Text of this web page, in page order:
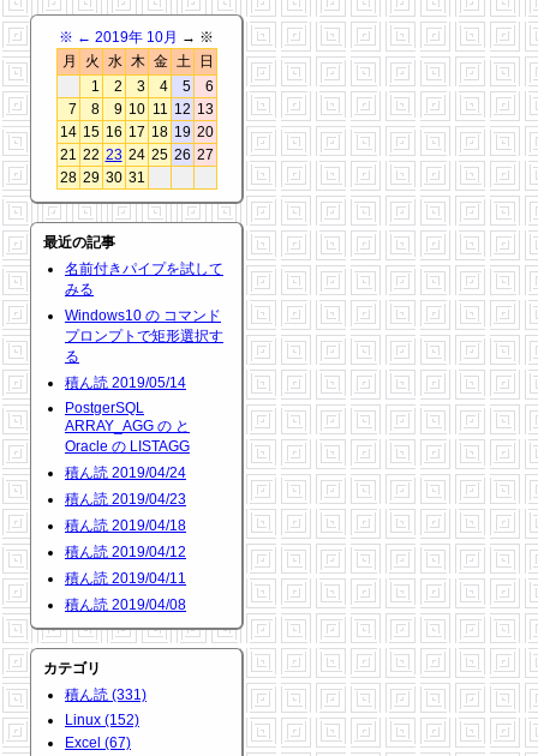
※ ← 2019年 10月 → ※
月
火 水 木 金 土
日
1
2 3 4 5
6
7
8 9 10 11 12 13
14 15 16 17 18 19 20
21 22 23 24 25 26 27
28 29 30 31
最近の記事
名前付きパイプを試して
みる
Windows10 の コマンド
プロンプトで矩形選択す
る
積ん読 2019/05/14
PostgerSQL
ARRAY_AGG の と
Oracle の LISTAGG
積ん読 2019/04/24
積ん読 2019/04/23
積ん読 2019/04/18
積ん読 2019/04/12
積ん読 2019/04/11
積ん読 2019/04/08
カテゴリ
積ん読 (331)
Linux (152)
Excel (67)